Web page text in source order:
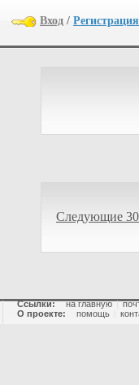
Вход / Регистрация
Следующие
Ссылки: на главную |
О проекте:
помощь